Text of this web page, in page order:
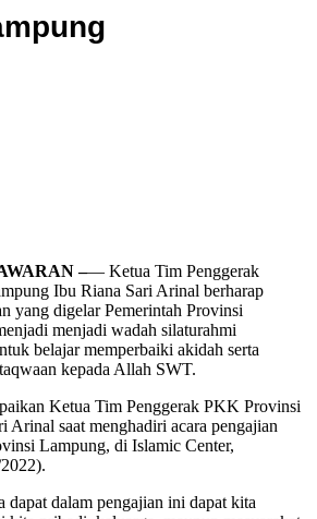
–— Ketua Tim Penggerak
Ibu Riana Sari Arinal berharap
yang digelar Pemerintah Provinsi
menjadi wadah silaturahmi
belajar memperbaiki akidah serta
kepada Allah SWT.
Ketua Tim Penggerak PKK Provinsi
Arinal saat menghadiri acara pengajian
Lampung, di Islamic Center,
dapat dalam pengajian ini dapat kita